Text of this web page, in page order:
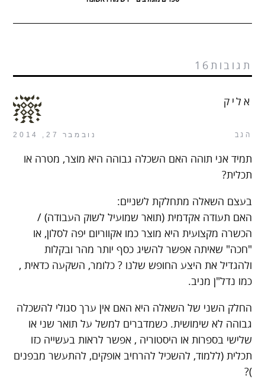
תגובות16
הגב נובמבר 27, 2014
אליק
תמיד אני תוהה האם השכלה גבוהה היא מוצר, מטרה או
תכלית?
בעצם השאלה מתחלקת לשניים:
האם תעודה אקדמית (תואר שמועיל לשוק העבודה) /
הכשרה מקצועית היא מוצר כמו אקווריום יפה לסלון, או
"חכה" שאיתה אפשר להשיג כסף יותר מהר ובקלות
ולהגדיל את היצע החופש שלנו ? כלומר, השקעה כדאית ,
כמו נדל"ן מניב.
החלק השני של השאלה היא האם אין ערך סגולי להשכלה
גבוהה לא שימושית. כשמדברים למשל על תואר שני או
שלישי בספרות או היסטוריה , אפשר לראות בעשייה כזו
תכלית (ללמוד, להשכיל להרחיב אופקים, להתעשר מבפנים
)?